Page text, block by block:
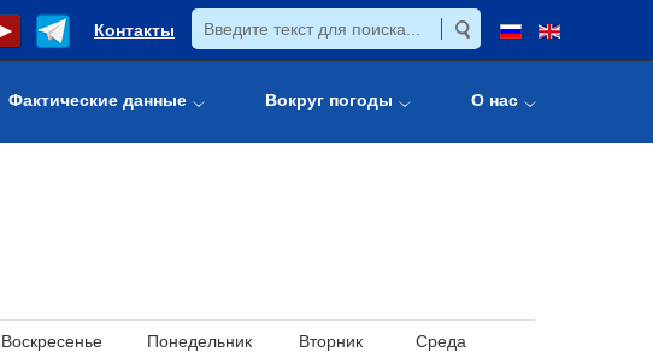
Контакты
Фактические данные Вокруг погоды О нас
Воскресенье
Понедельник
Вторник
Среда